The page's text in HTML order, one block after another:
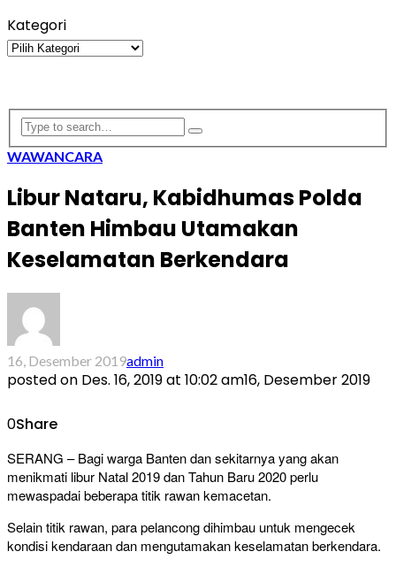
Kategori
Kategori
WAWANCARA
Libur Nataru, Kabidhumas Polda
Banten Himbau Utamakan
Keselamatan Berkendara
16, Desember 2019admin
posted on Des. 16, 2019 at 10:02 am16, Desember 2019
0Share
SERANG – Bagi warga Banten dan sekitarnya yang akan
menikmati libur Natal 2019 dan Tahun Baru 2020 perlu
mewaspadai beberapa titik rawan kemacetan.
Selain titik rawan, para pelancong dihimbau untuk mengecek
kondisi kendaraan dan mengutamakan keselamatan berkendara.